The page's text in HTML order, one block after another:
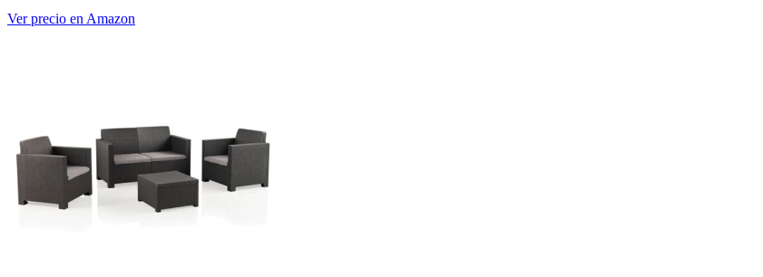
Ver precio en Amazon